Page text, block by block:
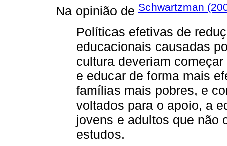
Na opinião de Schwartzman
Políticas efetivas de
educacionais causadas
cultura deveriam
e educar de forma mais
famílias mais pobres, e
voltados para o apoio, a
jovens e adultos que não
estudos.